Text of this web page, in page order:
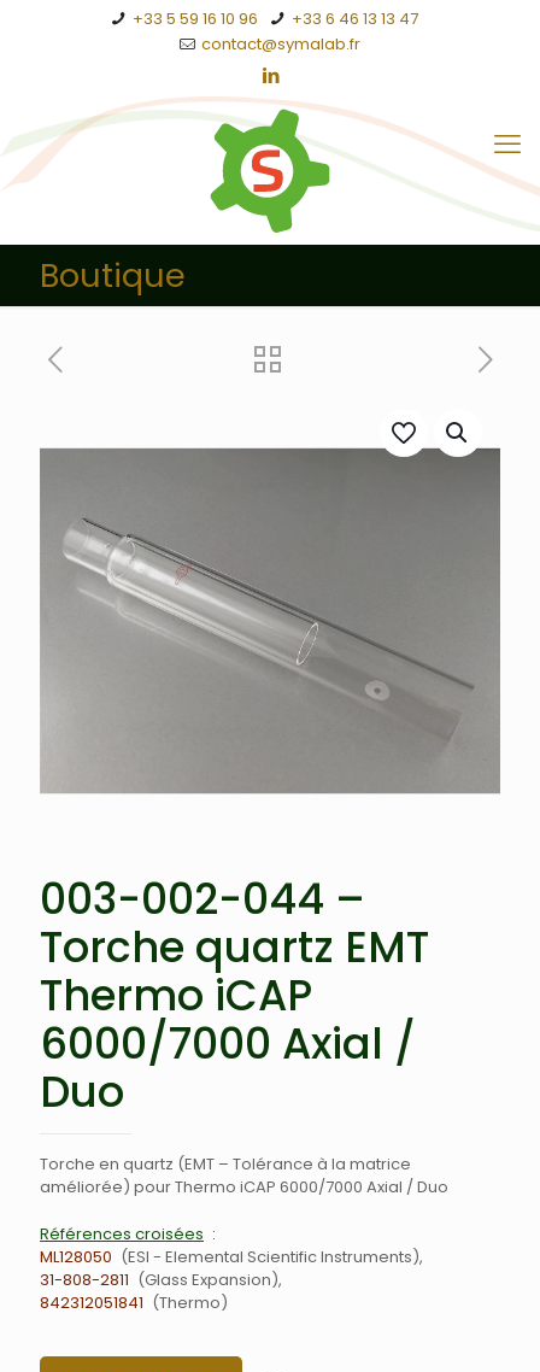
+33 5 59 16 10 96
+33 6 46 13 13 47
contact@symalab.fr
Boutique
003-002-044 –
Torche quartz EMT
Thermo iCAP
6000/7000 Axial /
Duo
Torche en quartz (EMT – Tolérance à la matrice
améliorée) pour Thermo iCAP 6000/7000 Axial / Duo
Références croisées
ML128050
ESI - Elemental Scientific Instruments
31-808-2811
Glass Expansion
842312051841
Thermo